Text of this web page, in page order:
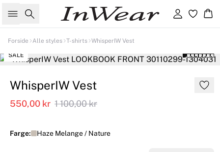
Søk Logg inn
Forside Alle styles T-shirts WhisperIW Vest
SALE
WhisperIW Vest
550,00 kr 1 100,00 kr
Farge: Haze Melange / Nature